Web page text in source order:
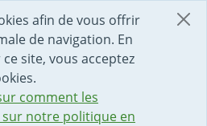
afin de vous offrir
de navigation. En
site, vous acceptez
comment les
notre politique en
LA PAGE